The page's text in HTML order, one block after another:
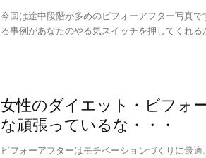
今回は途中段階が多めのビフォーアフター写真
る事例があなたのやる気スイッチを押してくれる
女性のダイエット・ビフォ
な頑張っているな・・・
ビフォーアフターはモチベーションづくりに最